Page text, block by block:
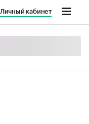
Личный кабинет